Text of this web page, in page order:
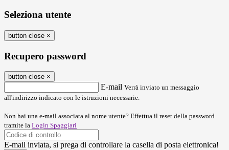
Seleziona utente
button close ×
Recupero password
button close ×
E-mail Verrà inviato un messaggio
all'indirizzo indicato con le istruzioni necessarie.
Non hai una e-mail associata al nome utente? Effettua il reset della password
tramite la Login Spaggiari
E-mail inviata, si prega di controllare la casella di posta elettronica!